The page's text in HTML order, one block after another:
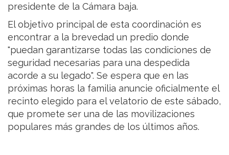
presidente de la Cámara baja.
El objetivo principal de esta coordinación es
encontrar a la brevedad un predio donde
"puedan garantizarse todas las condiciones de
seguridad necesarias para una despedida
acorde a su legado". Se espera que en las
próximas horas la familia anuncie oficialmente el
recinto elegido para el velatorio de este sábado,
que promete ser una de las movilizaciones
populares más grandes de los últimos años.